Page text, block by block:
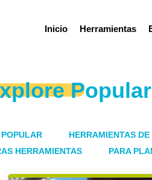
Inicio Herramientas
HERRAMIENTAS
HERRAMIENTAS PARA